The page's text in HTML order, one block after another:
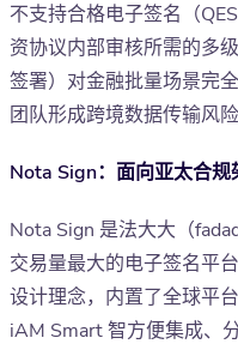
不支持合格电子签名（
资协议内部审核所需的多
签署）对金融批量场景完
团队形成跨境数据传输风
Nota Sign：面向亚太合
Nota Sign 是法大大（
交易量最大的电子签名平
设计理念，内置了全球平
iAM Smart 智方便集成、